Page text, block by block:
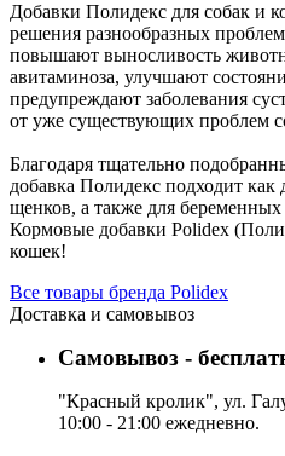
Добавки Полидекс для собак и
решения разнообразных
повышают выносливость
авитаминоза, улучшают
предупреждают заболевания
от уже существующих проблем
Благодаря тщательно
добавка Полидекс подходит как
щенков, а также для
Кормовые добавки Polidex
кошек!
Все товары бренда Polidex
Доставка и самовывоз
Самовывоз -
"Красный кролик", ул.
10:00 - 21:00 ежедневно.